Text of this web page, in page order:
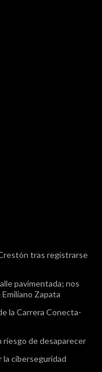
tras registrarse
pavimentada; nos
Zapata
la Carrera Conecta-
de desaparecer
la ciberseguridad